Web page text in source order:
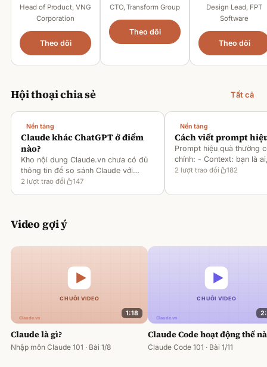
Head of Product, VNG
Corporation
Theo dõi
CTO, Transform Group
Theo dõi
Design Lead, FPT
Software
Theo dõi
Hội thoại chia sẻ Tất cả
Nền tảng
Claude khác ChatGPT ở điểm
nào?
Kho nội dung Claude.vn chưa có đủ
thông tin để so sánh Claude với
ChatGPT. Hiện chỉ có tài liệu về
2 lượt trao đổi 147
Nền tảng
Cách viết prompt
Prompt hiệu quả thường
chính: - Context: bạn là
gì [1][2][6] - Task: muốn
2 lượt trao đổi 182
Video gợi ý
1:18
Claude là gì?
Nhập môn Claude 101 · Bài 1/8
Claude Code hoạt động thế
Claude Code 101 · Bài 1/11